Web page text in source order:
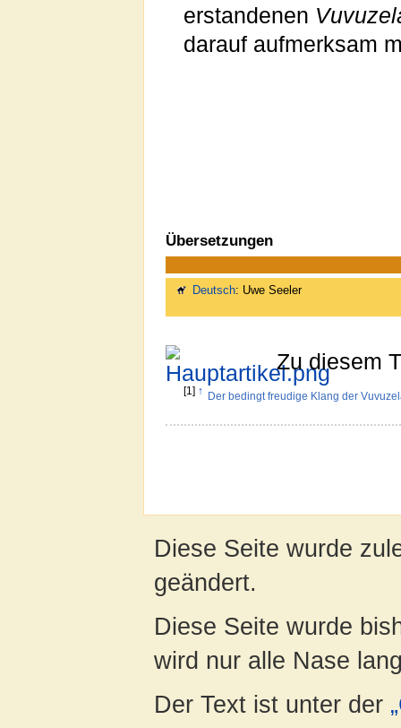
erstandenen
darauf aufmerksam
Übersetzungen
Deutsch: Uwe Seeler
Zu diesem
[1] ↑ Der bedingt freudige Klang der
Diese Seite wurde
geändert.
Diese Seite wurde
wird nur alle Nase
Der Text ist unter der